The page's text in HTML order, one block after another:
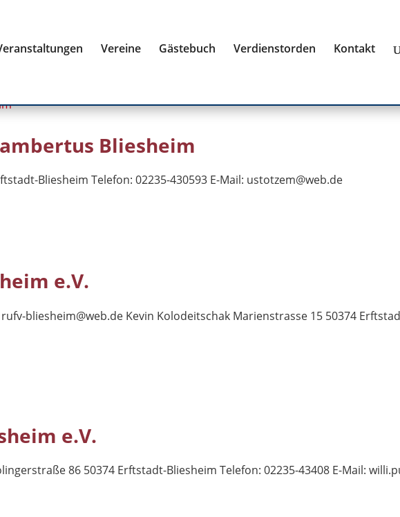
Vereine Gästebuch Verdienstorden Kontakt
Bliesheim
Bliesheim Telefon: 02235-430593 E-Mail: ustotzem@web.de
e.V.
rufv-bliesheim@web.de Kevin Kolodeitschak Marienstrasse 15 50374
e.V.
86 50374 Erftstadt-Bliesheim Telefon: 02235-43408 E-Mail: